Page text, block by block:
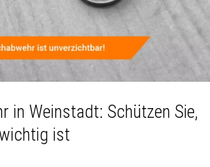
in Weinstadt: Schützen Sie,
ist